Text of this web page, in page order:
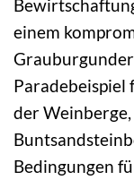
einem
Paradebeispiel
der
Bedingungen